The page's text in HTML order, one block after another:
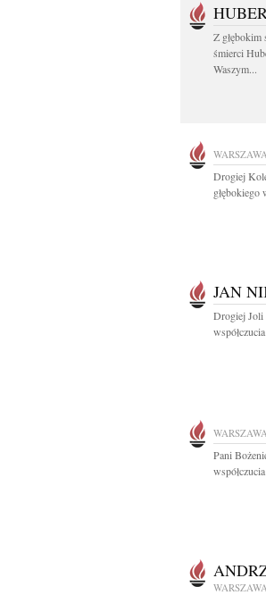
Z
śmierci
Waszym...
Drogiej
głębokiego
JAN
Drogiej Joli
Pani